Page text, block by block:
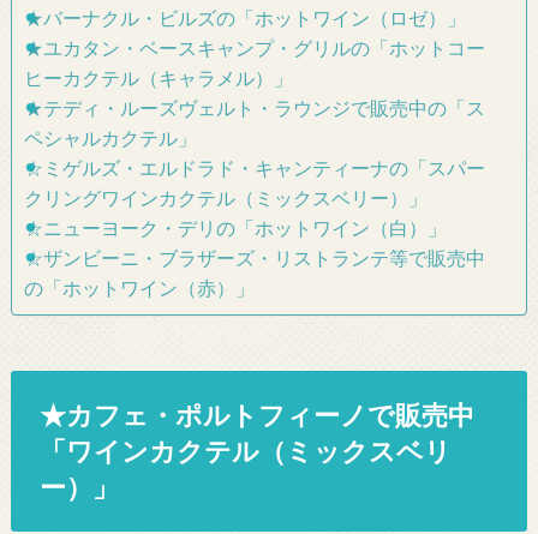
★バーナクル・ビルズの「ホットワイン（ロゼ）」
★ユカタン・ベースキャンプ・グリルの「ホットコー
ヒーカクテル（キャラメル）」
★テディ・ルーズヴェルト・ラウンジで販売中の「ス
ペシャルカクテル」
☆ミゲルズ・エルドラド・キャンティーナの「スパー
クリングワインカクテル（ミックスベリー）」
☆ニューヨーク・デリの「ホットワイン（白）」
☆ザンビーニ・ブラザーズ・リストランテ等で販売中
の「ホットワイン（赤）」
★カフェ・ポルトフィーノで販売中
「ワインカクテル（ミックスベリ
ー）」